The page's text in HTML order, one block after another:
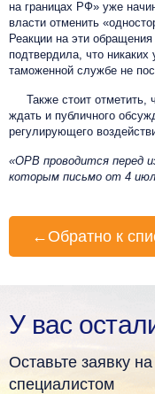
на границах РФ» уже
власти отменить
Реакции на эти обращения
подтвердила, что
таможенной службе не
Также стоит отметить,
ждать и публичного
регулирующего
«ОРВ проводится перед
которым письмо от 4
← Обратно к
У вас
Оставьте заявку
специалистом